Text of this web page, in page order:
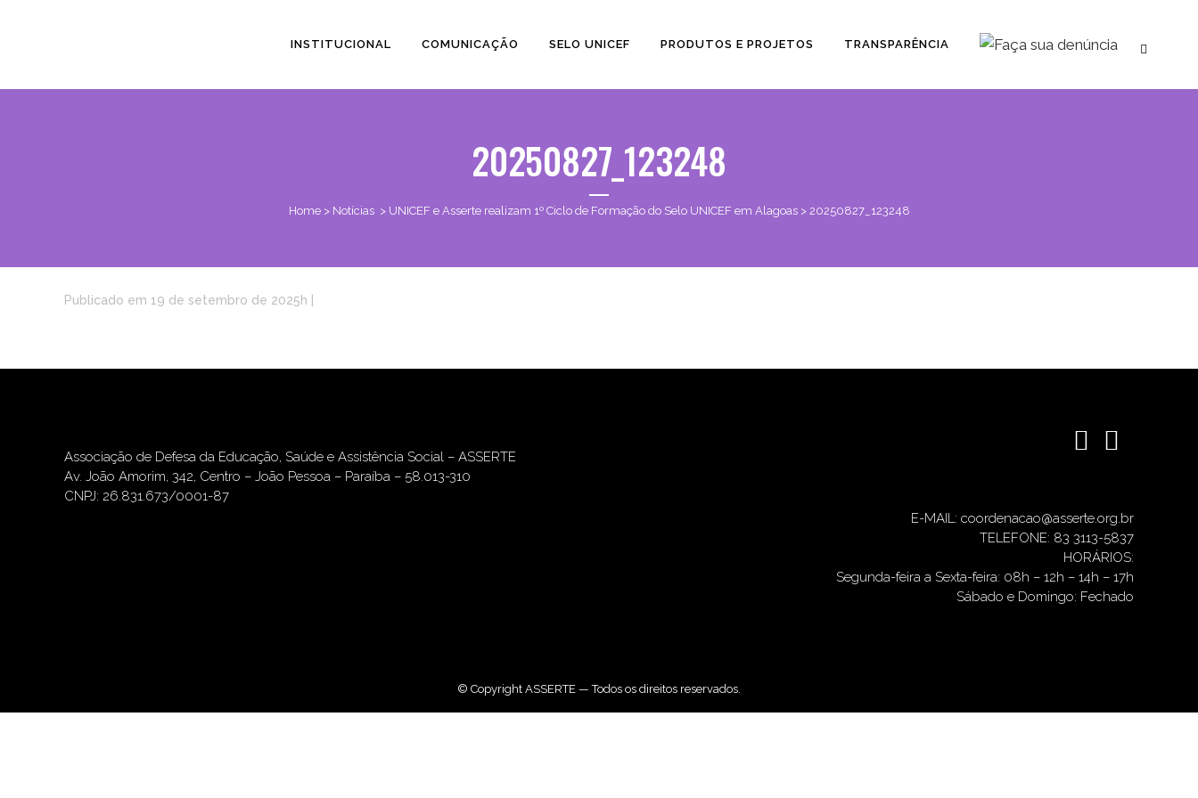
INSTITUCIONAL COMUNICAÇÃO SELO UNICEF PRODUTOS E PROJETOS TRANSPARÊNCIA
20250827_123248
Home> Notícias > UNICEF e Asserte realizam 1º Ciclo de Formação do Selo UNICEF em Alagoas> 20250827_123248
Publicado em 19 de setembro de 2025h
Associação de Defesa da Educação, Saúde e Assistência Social – ASSERTE
Av. João Amorim, 342, Centro – João Pessoa – Paraíba – 58.013-310
CNPJ: 26.831.673/0001-87
E-MAIL: coordenacao@asserte.org.br
TELEFONE: 83 3113-5837
HORÁRIOS:
Segunda-feira a Sexta-feira: 08h – 12h – 14h – 17h
Sábado e Domingo: Fechado
© Copyright ASSERTE — Todos os direitos reservados.